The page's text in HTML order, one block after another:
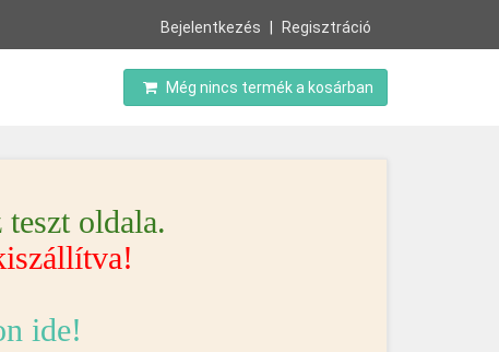
Bejelentkezés Regisztráció
Még nincs termék a kosárban
oldala.
ide!